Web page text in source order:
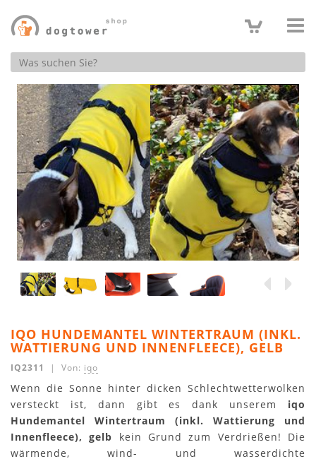
Produktsuche
IQO HUNDEMANTEL WINTERTRAUM (INKL.
WATTIERUNG UND INNENFLEECE), GELB
IQ2311 | Von: iqo
Wenn die Sonne hinter dicken Schlechtwetterwolken
versteckt ist, dann gibt es dank unserem iqo
Hundemantel Wintertraum (inkl. Wattierung und
Innenfleece), gelb kein Grund zum Verdrießen! Die
wärmende, wind- und wasserdichte